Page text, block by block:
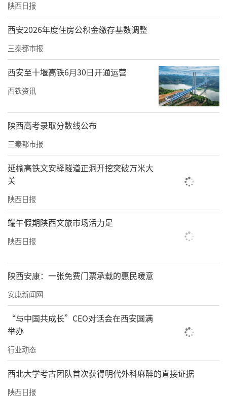
陕西日报
西安2026年度住房公积金缴存基数调整
三秦都市报
西安至十堰高铁6月30日开通运营
西铁资讯
陕西高考录取分数线公布
三秦都市报
延榆高铁文安驿隧道正洞开挖突破万米大
关
陕西日报
端午假期陕西文旅市场活力足
陕西日报
陕西安康：一张免费门票承载的惠民暖意
安康新闻网
“与中国共成长”CEO对话会在西安圆满
举办
行业动态
西北大学考古团队首次获得明代外科麻醉的直接证据
陕西日报